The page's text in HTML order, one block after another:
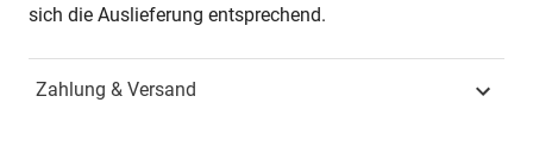
Jahr
sich die Auslieferung entsprechend.
Zahlung & Versand